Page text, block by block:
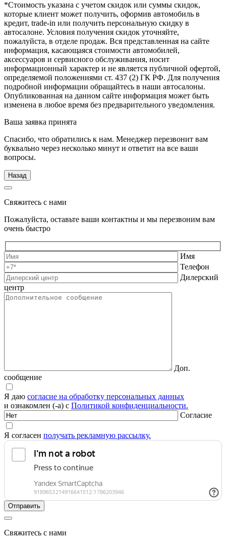
*Стоимость указана с учетом скидок или суммы скидок,
которые клиент может получить, оформив автомобиль в
кредит, trade-in или получить персональную скидку в
автосалоне. Условия получения скидок уточняйте,
пожалуйста, в отделе продаж. Вся представленная на сайте
информация, касающаяся стоимости автомобилей,
аксессуаров и сервисного обслуживания, носит
информационный характер и не является публичной офертой,
определяемой положениями ст. 437 (2) ГК РФ. Для получения
подробной информации обращайтесь в наши автосалоны.
Опубликованная на данном сайте информация может быть
изменена в любое время без предварительного уведомления.
Ваша заявка принята
Спасибо, что обратились к нам. Менеджер перезвонит вам
буквально через несколько минут и ответит на все ваши
вопросы.
Назад
Свяжитесь с нами
Пожалуйста, оставьте ваши контактны и мы перезвоним вам
очень быстро
Имя
Телефон
Дилерский
центр
Доп.
сообщение
Я даю согласие на обработку персональных данных
и ознакомлен (-а) с Политикой конфиденциальности.
Согласие
Я согласен получать рекламную рассылку.
Свяжитесь с нами